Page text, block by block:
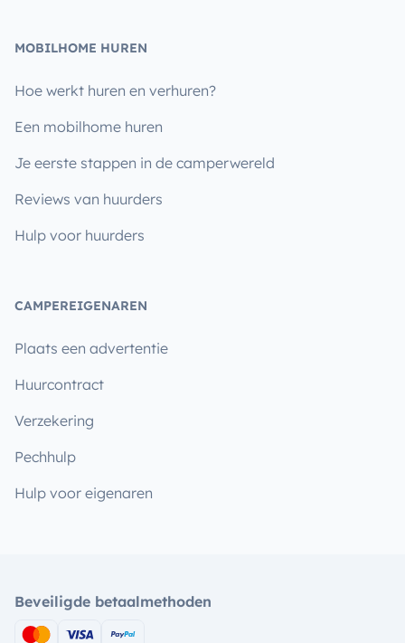
MOBILHOME HUREN
Hoe werkt huren en verhuren?
Een mobilhome huren
Je eerste stappen in de camperwereld
Reviews van huurders
Hulp voor huurders
CAMPEREIGENAREN
Plaats een advertentie
Huurcontract
Verzekering
Pechhulp
Hulp voor eigenaren
Beveiligde betaalmethoden